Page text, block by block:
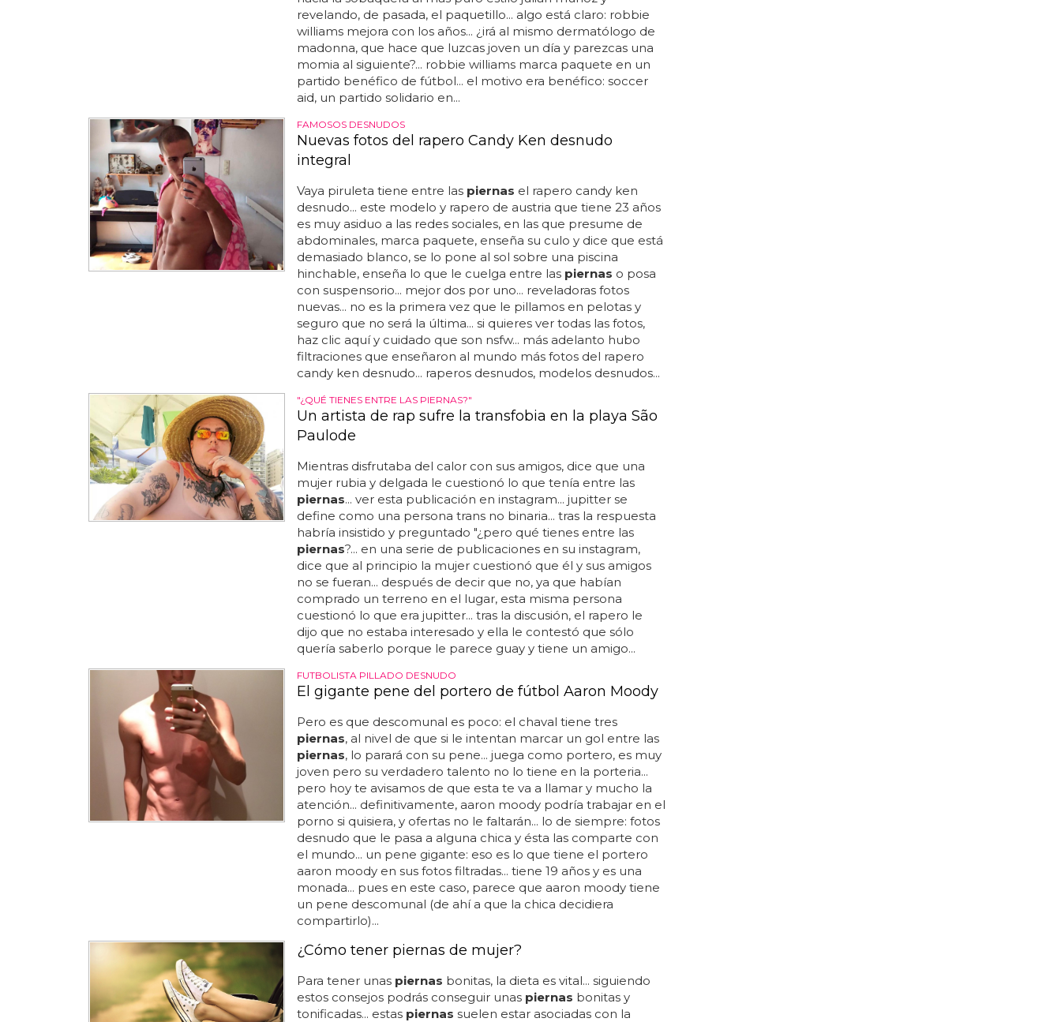
revelando, de pasada, el paquetillo... algo está claro: robbie
williams mejora con los años... ¿irá al mismo dermatólogo de
madonna, que hace que luzcas joven un día y parezcas una
momia al siguiente?... robbie williams marca paquete en un
partido benéfico de fútbol... el motivo era benéfico: soccer
aid, un partido solidario en...
FAMOSOS DESNUDOS
Nuevas fotos del rapero Candy Ken desnudo
integral
Vaya piruleta tiene entre las piernas el rapero candy ken
desnudo... este modelo y rapero de austria que tiene 23 años
es muy asiduo a las redes sociales, en las que presume de
abdominales, marca paquete, enseña su culo y dice que está
demasiado blanco, se lo pone al sol sobre una piscina
hinchable, enseña lo que le cuelga entre las piernas o posa
con suspensorio... mejor dos por uno... reveladoras fotos
nuevas... no es la primera vez que le pillamos en pelotas y
seguro que no será la última... si quieres ver todas las fotos,
haz clic aquí y cuidado que son nsfw... más adelanto hubo
filtraciones que enseñaron al mundo más fotos del rapero
candy ken desnudo... raperos desnudos, modelos desnudos...
"¿QUÉ TIENES ENTRE LAS PIERNAS?"
Un artista de rap sufre la transfobia en la playa São
Paulode
Mientras disfrutaba del calor con sus amigos, dice que una
mujer rubia y delgada le cuestionó lo que tenía entre las
piernas... ver esta publicación en instagram... jupitter se
define como una persona trans no binaria... tras la respuesta
habría insistido y preguntado "¿pero qué tienes entre las
piernas?... en una serie de publicaciones en su instagram,
dice que al principio la mujer cuestionó que él y sus amigos
no se fueran... después de decir que no, ya que habían
comprado un terreno en el lugar, esta misma persona
cuestionó lo que era jupitter... tras la discusión, el rapero le
dijo que no estaba interesado y ella le contestó que sólo
quería saberlo porque le parece guay y tiene un amigo...
FUTBOLISTA PILLADO DESNUDO
El gigante pene del portero de fútbol Aaron Moody
Pero es que descomunal es poco: el chaval tiene tres
piernas, al nivel de que si le intentan marcar un gol entre las
piernas, lo parará con su pene... juega como portero, es muy
joven pero su verdadero talento no lo tiene en la porteria...
pero hoy te avisamos de que esta te va a llamar y mucho la
atención... definitivamente, aaron moody podría trabajar en el
porno si quisiera, y ofertas no le faltarán... lo de siempre: fotos
desnudo que le pasa a alguna chica y ésta las comparte con
el mundo... un pene gigante: eso es lo que tiene el portero
aaron moody en sus fotos filtradas... tiene 19 años y es una
monada... pues en este caso, parece que aaron moody tiene
un pene descomunal (de ahí a que la chica decidiera
compartirlo)...
¿Cómo tener piernas de mujer?
Para tener unas piernas bonitas, la dieta es vital... siguiendo
estos consejos podrás conseguir unas piernas bonitas y
tonificadas... estas piernas suelen estar asociadas con la